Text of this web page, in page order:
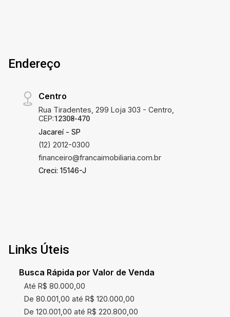
Endereço
Centro
Rua Tiradentes, 299 Loja 303 - Centro,
CEP:12308-470
Jacareí - SP
(12) 2012-0300
financeiro@francaimobiliaria.com.br
Creci: 15146-J
Links Úteis
Busca Rápida por Valor de Venda
Até R$ 80.000,00
De 80.001,00 até R$ 120.000,00
De 120.001,00 até R$ 220.800,00